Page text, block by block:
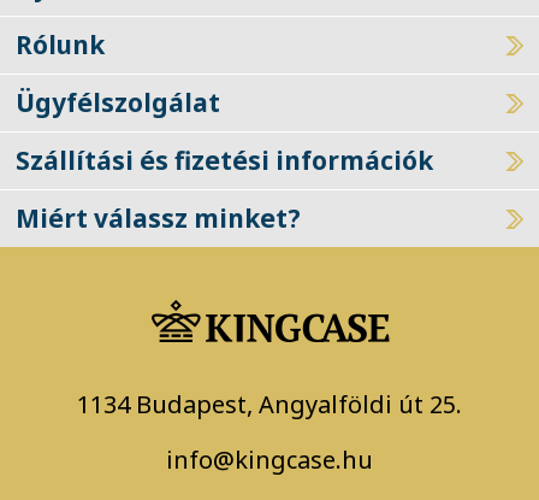
Rólunk
Ügyfélszolgálat
Szállítási és fizetési információk
Miért válassz minket?
1134 Budapest, Angyalföldi út 25.
info@kingcase.hu